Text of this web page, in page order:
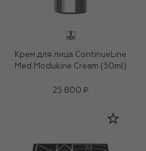
Крем для лица ContinueLine
Med Modukine Cream (50ml)
25 800 ₽